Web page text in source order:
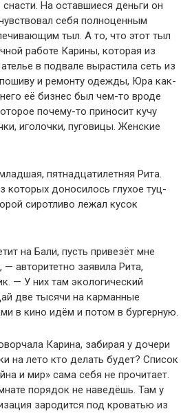
На оставшиеся деньги он
себя полноценным
тыл. А то, что этот тыл
работе Карины, которая из
в подвале вырастила сеть из
и ремонту одежды, Юра как-
её бизнес был чем-то вроде
почему-то приносит кучу
иголочки, пуговицы. Женские
пятнадцатилетняя Рита.
которых доносилось глухое туц-
сиротливо лежал кусок
на Бали, пусть привезёт мне
авторитетно заявила Рита,
— У них там экологический
две тысячи на карманные
в кино идём и потом в бургерную.
Карина, забирая у дочери
на лето кто делать будет? Список
и мир» сама себя не прочитает.
порядок не наведёшь. Там у
зародится под кроватью из